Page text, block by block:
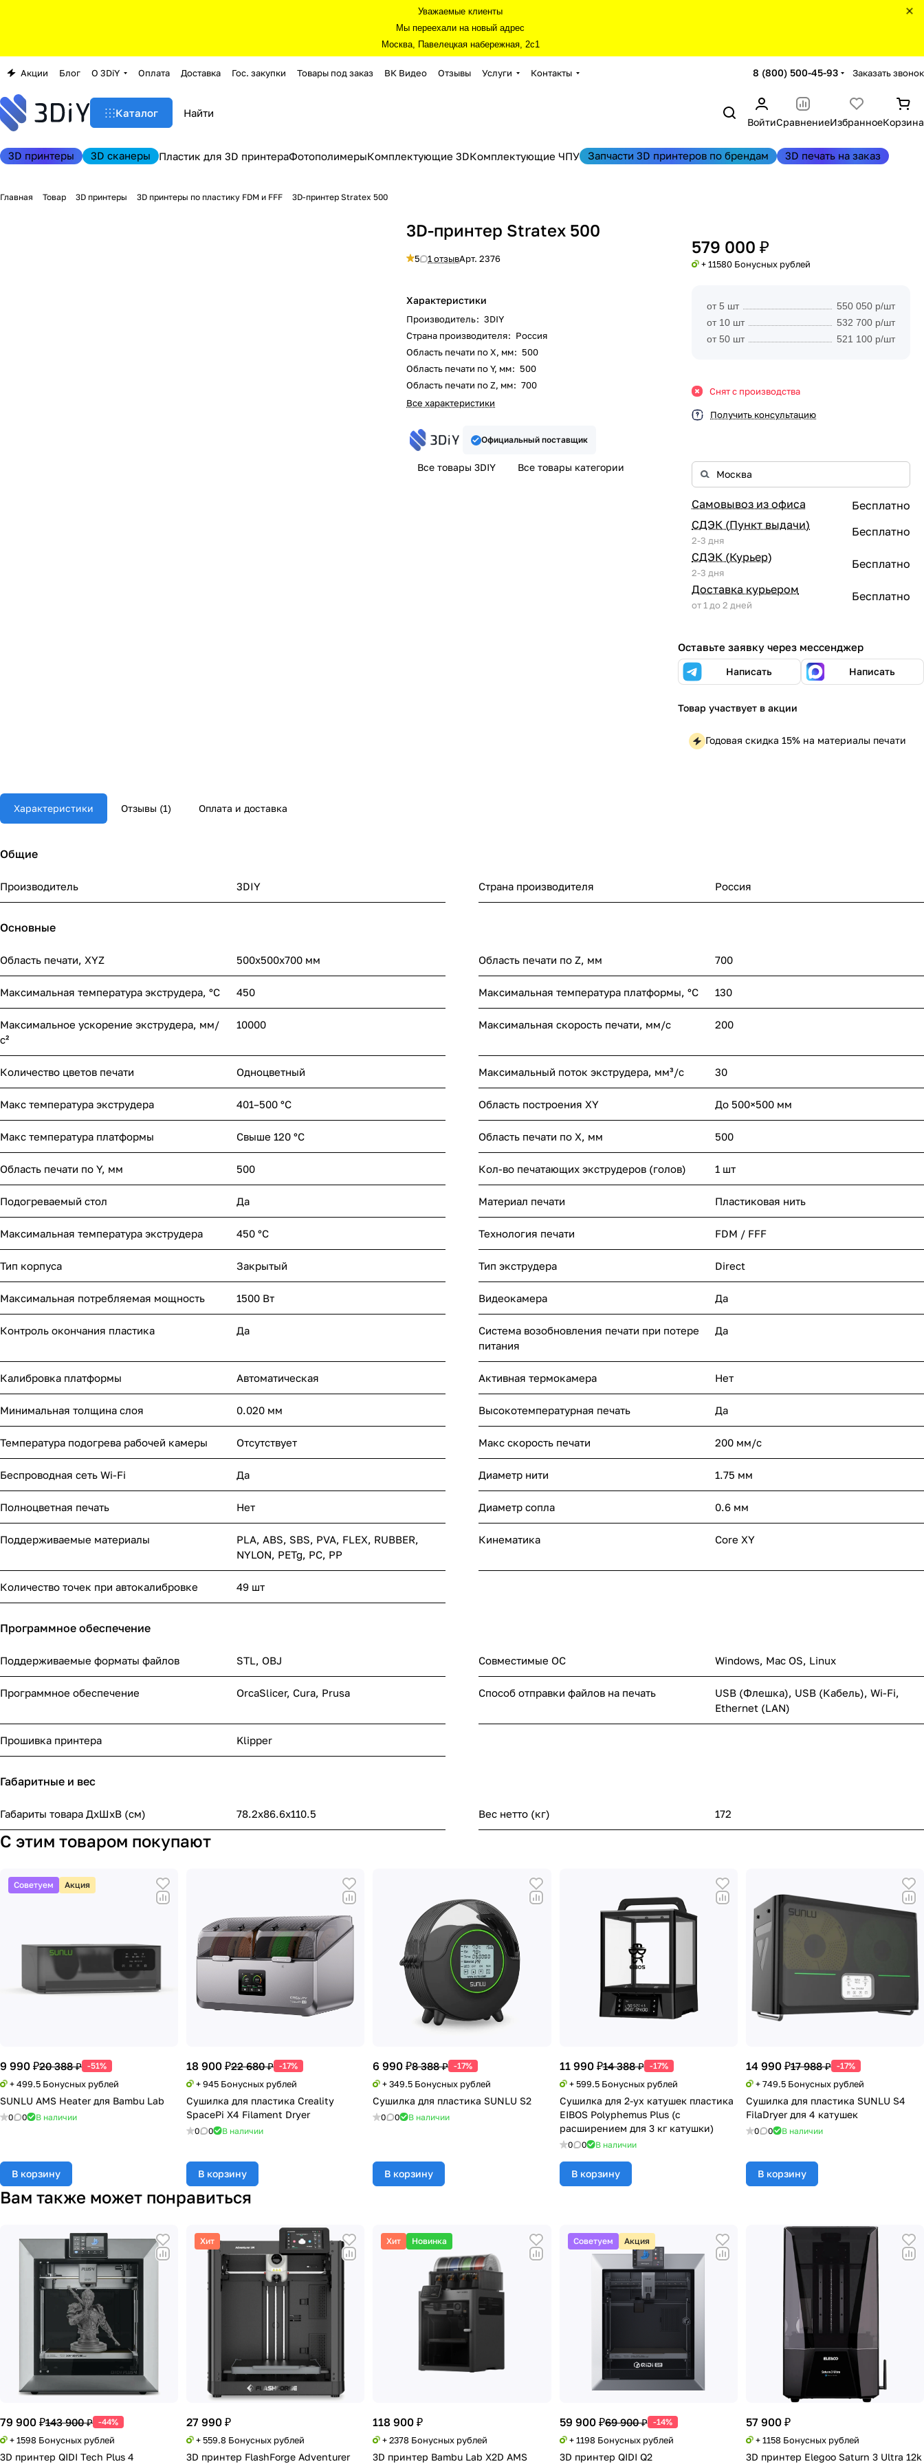
Уважаемые клиенты
Мы переехали на новый адрес
Москва, Павелецкая набережная, 2с1
Акции Блог О 3DiY Оплата Доставка Гос. закупки Товары под заказ ВК Видео Отзывы Услуги Контакты 8 (800) 500-45-93 Заказать звонок
Каталог
ВойтиСравнениеИзбранноеКорзина
3D принтеры 3D сканеры Пластик для 3D принтераФотополимерыКомплектующие 3DКомплектующие ЧПУ Запчасти 3D принтеров по брендам 3D печать на заказ
Главная Товар 3D принтеры 3D принтеры по пластику FDM и FFF 3D-принтер Stratex 500
3D-принтер Stratex 500
5 1 отзывАрт.2376
Характеристики
Производитель: 3DIY
Страна производителя: Россия
Область печати по X, мм: 500
Область печати по Y, мм: 500
Область печати по Z, мм: 700
Все характеристики
Официальный поставщик
Все товары 3DIY Все товары категории
579 000 ₽
+ 11580 Бонусных рублей
от 5 шт
550 050 р/шт
от 10 шт
532 700 р/шт
от 50 шт
521 100 р/шт
Снят с производства
Получить консультацию
Самовывоз из офиса
Бесплатно
СДЭК (Пункт выдачи)
2-3 дня
Бесплатно
СДЭК (Курьер)
2-3 дня
Бесплатно
Доставка курьером
от 1 до 2 дней
Бесплатно
Оставьте заявку через мессенджер
Написать Написать
Товар участвует в акции
Годовая скидка 15% на материалы печати
Характеристики Отзывы (1) Оплата и доставка
Общие
Производитель 3DIY Страна производителя Россия
Основные
Область печати, XYZ 500x500x700 мм Область печати по Z, мм 700
Максимальная температура экструдера, °С 450 Максимальная температура платформы, °С 130
Максимальное ускорение экструдера, мм/
с²
10000 Максимальная скорость печати, мм/с 200
Количество цветов печати Одноцветный Максимальный поток экструдера, мм³/с 30
Макс температура экструдера 401–500 °C Область построения XY До 500×500 мм
Макс температура платформы Свыше 120 °С Область печати по X, мм 500
Область печати по Y, мм 500 Кол-во печатающих экструдеров (голов) 1 шт
Подогреваемый стол Да Материал печати Пластиковая нить
Максимальная температура экструдера 450 °С Технология печати FDM / FFF
Тип корпуса Закрытый Тип экструдера Direct
Максимальная потребляемая мощность 1500 Вт Видеокамера Да
Контроль окончания пластика Да
Система возобновления печати при потере
питания
Да
Калибровка платформы Автоматическая Активная термокамера Нет
Минимальная толщина слоя 0.020 мм Высокотемпературная печать Да
Температура подогрева рабочей камеры Отсутствует Макс скорость печати 200 мм/с
Беспроводная сеть Wi-Fi Да Диаметр нити 1.75 мм
Полноцветная печать Нет Диаметр сопла 0.6 мм
Поддерживаемые материалы
PLA, ABS, SBS, PVA, FLEX, RUBBER,
NYLON, PETg, PC, PP
Кинематика Core XY
Количество точек при автокалибровке 49 шт
Программное обеспечение
Поддерживаемые форматы файлов STL, OBJ Совместимые ОС Windows, Mac OS, Linux
Программное обеспечение OrcaSlicer, Cura, Prusa Способ отправки файлов на печать
USB (Флешка), USB (Кабель), Wi-Fi,
Ethernet (LAN)
Прошивка принтера Klipper
Габаритные и вес
Габариты товара ДxШxВ (см) 78.2х86.6х110.5 Вес нетто (кг) 172
С этим товаром покупают
Советуем Акция
9 990 ₽20 388 ₽ -51%
+ 499.5 Бонусных рублей
SUNLU AMS Heater для Bambu Lab
0 0 В наличии
В корзину
18 900 ₽22 680 ₽ -17%
+ 945 Бонусных рублей
Сушилка для пластика Creality
SpacePi X4 Filament Dryer
0 0 В наличии
В корзину
6 990 ₽8 388 ₽ -17%
+ 349.5 Бонусных рублей
Сушилка для пластика SUNLU S2
0 0 В наличии
В корзину
11 990 ₽14 388 ₽ -17%
+ 599.5 Бонусных рублей
Сушилка для 2-ух катушек пластика
EIBOS Polyphemus Plus (с
расширением для 3 кг катушки)
0 0 В наличии
В корзину
14 990 ₽17 988 ₽ -17%
+ 749.5 Бонусных рублей
Сушилка для пластика SUNLU S4
FilaDryer для 4 катушек
0 0 В наличии
В корзину
Вам также может понравиться
79 900 ₽143 900 ₽ -44%
+ 1598 Бонусных рублей
3D принтер QIDI Tech Plus 4
Хит
27 990 ₽
+ 559.8 Бонусных рублей
3D принтер FlashForge Adventurer
Хит Новинка
118 900 ₽
+ 2378 Бонусных рублей
3D принтер Bambu Lab X2D AMS
Советуем Акция
59 900 ₽69 900 ₽ -14%
+ 1198 Бонусных рублей
3D принтер QIDI Q2
57 900 ₽
+ 1158 Бонусных рублей
3D принтер Elegoo Saturn 3 Ultra 12k